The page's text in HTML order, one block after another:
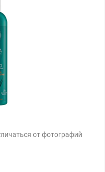
от фотографий